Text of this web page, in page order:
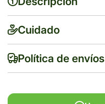
Cuidado
Política de envíos